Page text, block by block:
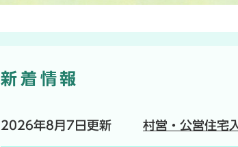
新着情報
2026年8月7日更新 村営・公営住宅